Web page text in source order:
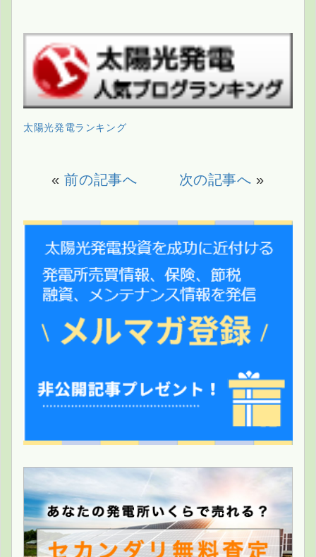
太陽光発電ランキング
«前の記事へ 次の記事へ »